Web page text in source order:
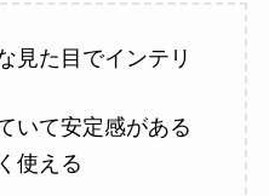
見た目でインテリ
いて安定感がある
使える